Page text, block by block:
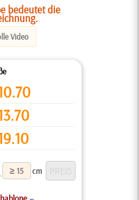
bedeutet die
Video
cm